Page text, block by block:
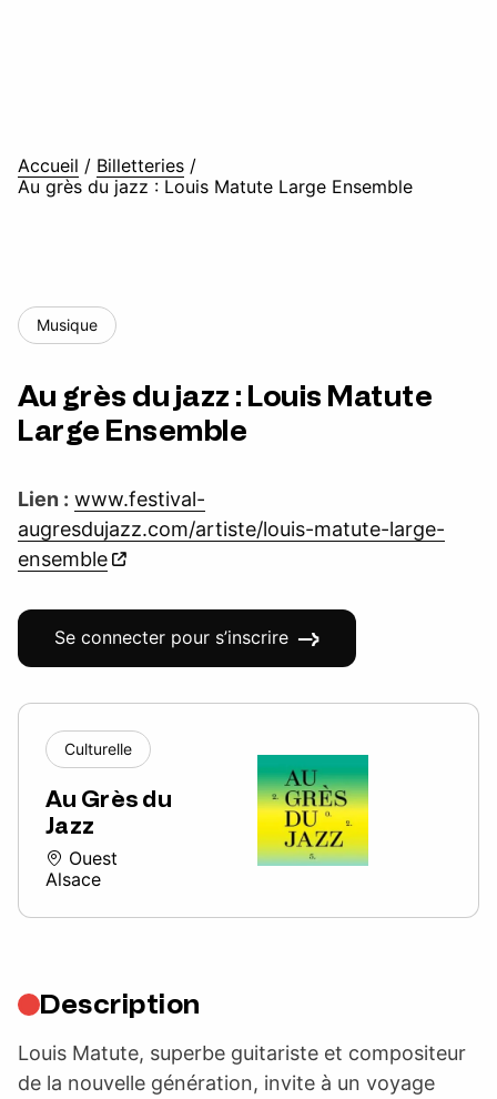
Accueil / Billetteries /
Au grès du jazz : Louis Matute Large Ensemble
Musique
Au grès du jazz : Louis Matute
Large Ensemble
Lien : www.festival-
augresdujazz.com/artiste/louis-matute-large-
ensemble
Se connecter pour s’inscrire
Culturelle
Au Grès du
Jazz
Ouest
Alsace
Description
Louis Matute, superbe guitariste et compositeur
de la nouvelle génération, invite à un voyage